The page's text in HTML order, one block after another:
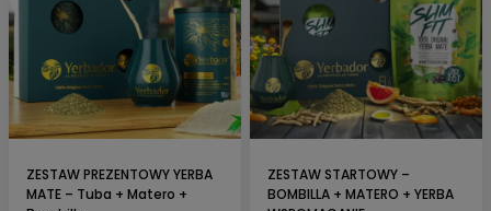
ZESTAW PREZENTOWY YERBA
MATE – Tuba + Matero +
ZESTAW STARTOWY –
BOMBILLA + MATERO + YERBA